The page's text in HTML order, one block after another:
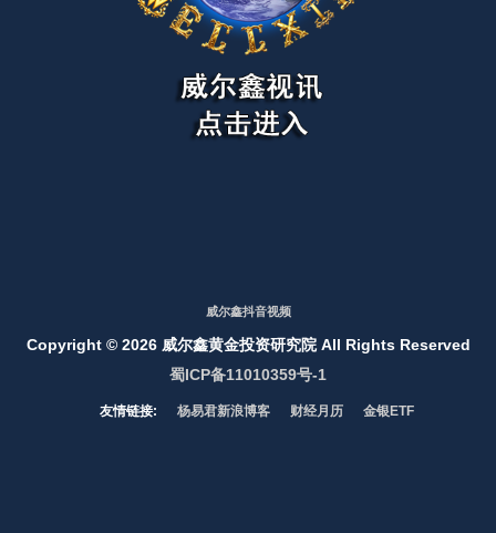
威尔鑫抖音视频
Copyright © 2026 威尔鑫黄金投资研究院 All Rights Reserved
蜀ICP备11010359号-1
友情链接: 杨易君新浪博客 财经月历 金银ETF